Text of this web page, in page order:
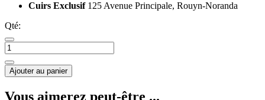
Cuirs Exclusif 125 Avenue Principale, Rouyn-Noranda
Qté:
Ajouter au panier
Vous aimerez peut-être ...